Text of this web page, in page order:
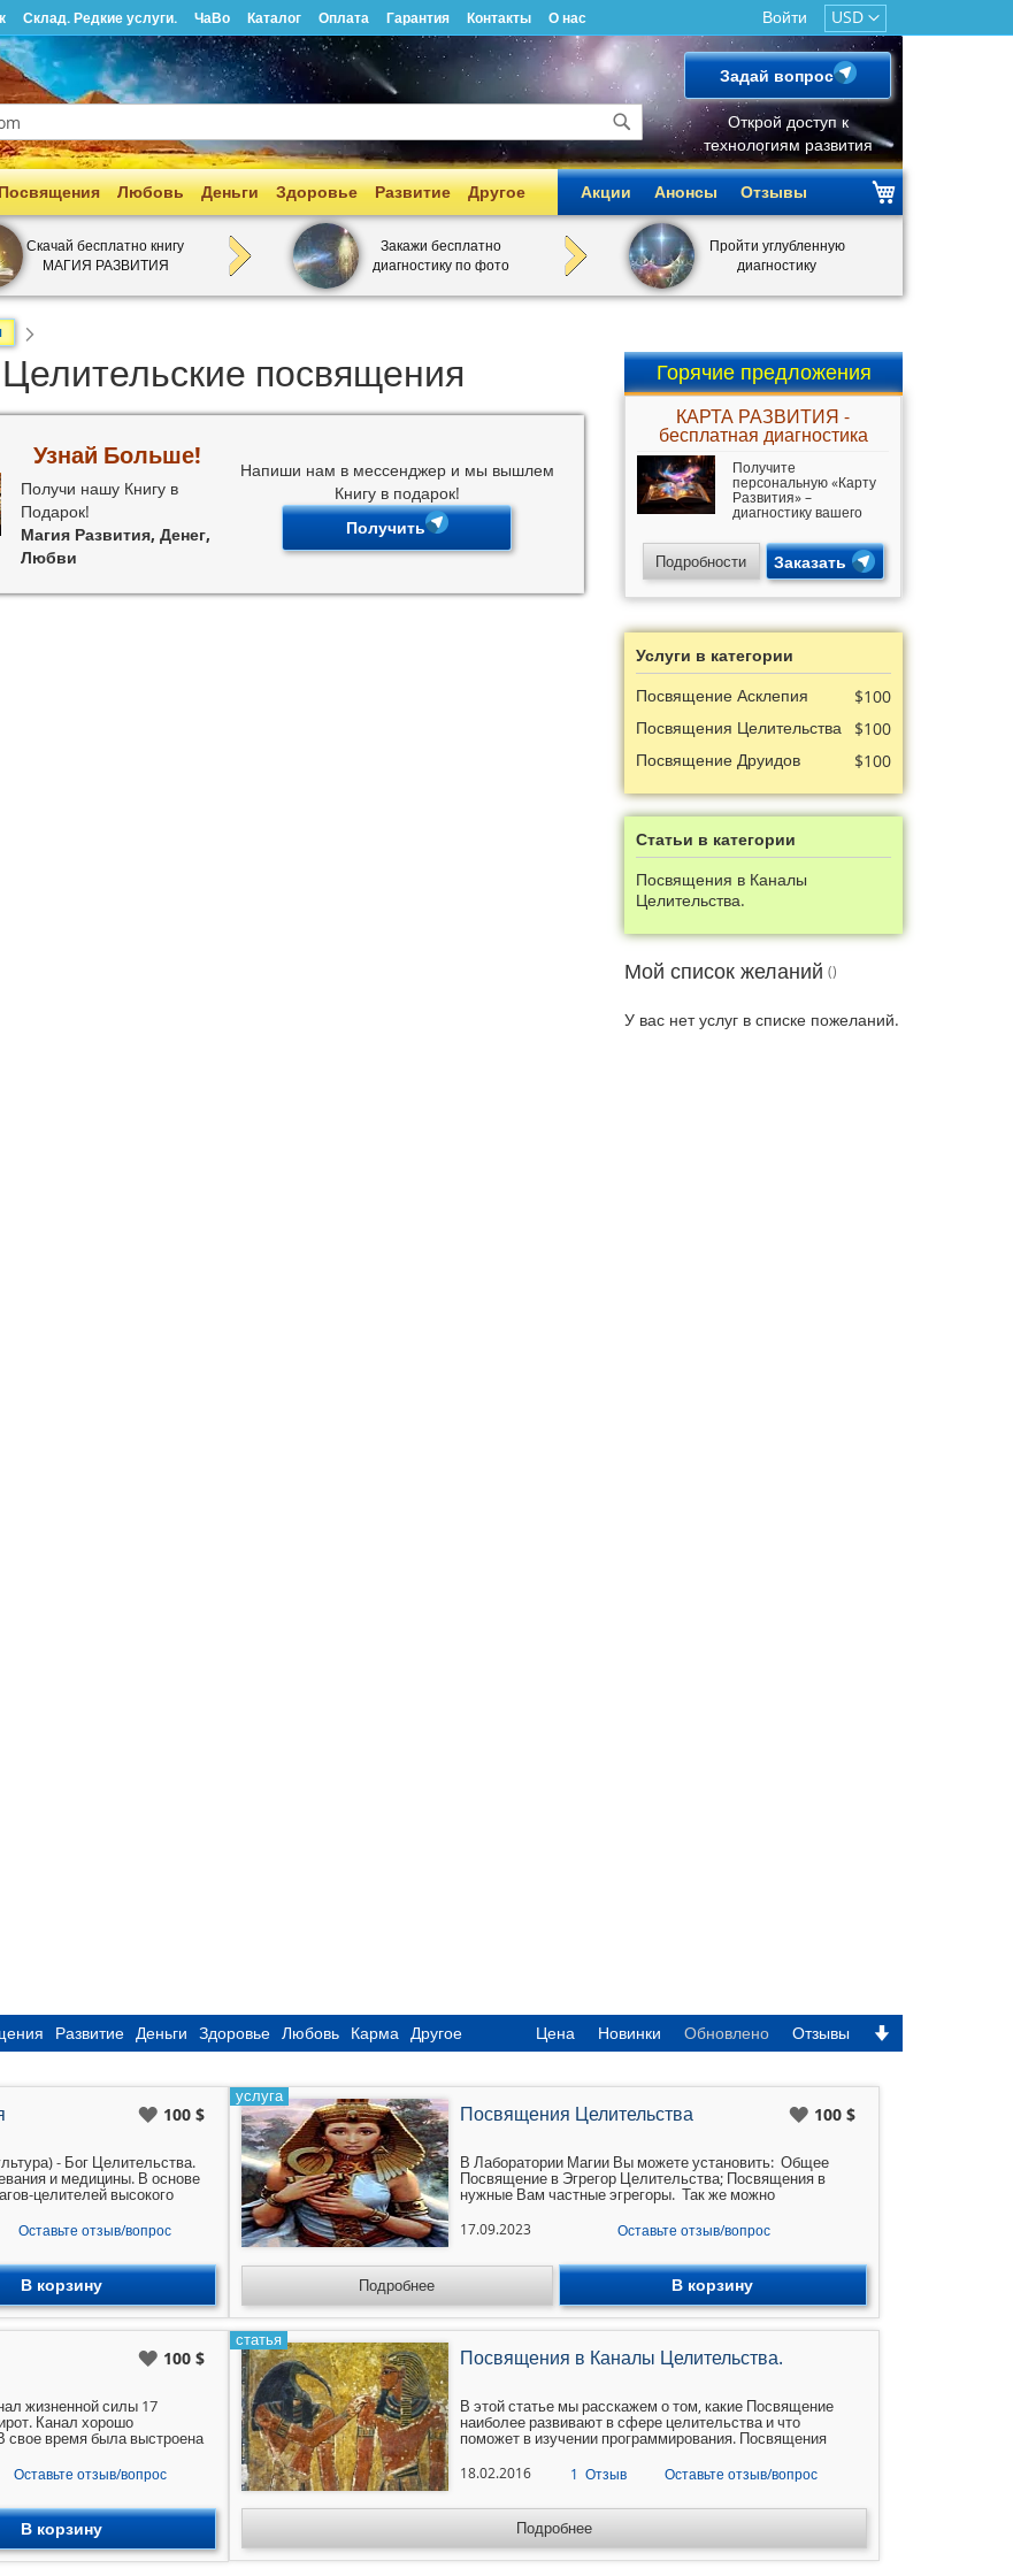
USD
Войти
Склад. Редкие услуги. ЧаВо Каталог Оплата Гарантия Контакты О нас
Поиск
Задай вопрос
Открой доступ к
технологиям развития
Любовь Деньги Здоровье Развитие Другое Акции Анонсы Отзывы
Скачай бесплатно книгу
МАГИЯ РАЗВИТИЯ
Закажи бесплатно
диагностику по фото
Пройти углубленную
диагностику
Целительские посвящения
Узнай Больше!
Получи нашу Книгу в
Подарок!
Магия Развития, Денег,
Любви
Напиши нам в мессенджер и мы вышлем
Книгу в подарок!
Получить
Горячие предложения
КАРТА РАЗВИТИЯ -
бесплатная диагностика
Получите
персональную «Карту
Развития» –
диагностику вашего
потенциала,
энергетики и кармы.
Узнайте свои скрытые
способности и
получите подарки!
Подробности Заказать
Услуги в категории
Посвящение Асклепия
$100
Посвящения Целительства
$100
Посвящение Друидов
$100
Статьи в категории
Посвящения в Каналы
Целительства.
Мой список желаний
У вас нет услуг в списке пожеланий.
Развитие Деньги Здоровье Любовь Карма Другое Цена Новинки Обновлено Отзывы
направление
100 $
- Бог Целительства.
и медицины. В основе
целителей высокого
Оставьте отзыв/вопрос
В корзину
Посвящения Целительства 100 $
В Лаборатории Магии Вы можете установить: Общее
Посвящение в Эгрегор Целительства; Посвящения в
нужные Вам частные эгрегоры. Так же можно
сделать Посвящение в Эгрегор Гадателей и другие
профессиональные эгрегоры.
17.09.2023 Оставьте отзыв/вопрос
услуга
Подробнее В корзину
100 $
жизненной силы 17
Канал хорошо
свое время была выстроена
много
и магии. Проходит работа
(животные, растения). Те,
это Сефиротические маги,
Наличие этого канала
- энергией жизни 17
человека и на окружающих
Оставьте отзыв/вопрос
В корзину
Посвящения в Каналы Целительства.
В этой статье мы расскажем о том, какие Посвящение
наиболее развивают в сфере целительства и что
поможет в изучении программирования. Посвящения
позволяют 24 часа в сутки накапливать информацию из
эгрегоров целительства. Это ценная технология
развития. Посвящения Целителей Посвящение в общий
18.02.2016 1 Отзыв Оставьте отзыв/вопрос
статья
Подробнее